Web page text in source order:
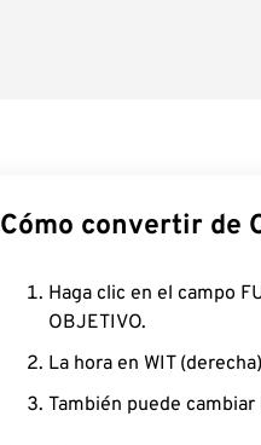
Cómo convertir de
Haga clic en el campo
OBJETIVO.
La hora en WIT
También puede